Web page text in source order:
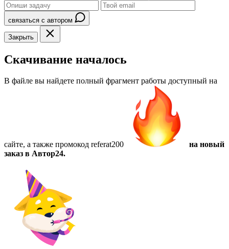
связаться с автором
Закрыть
Скачивание началось
В файле вы найдете полный фрагмент работы доступный на
сайте, а также промокод referat200
на новый
заказ в Автор24.